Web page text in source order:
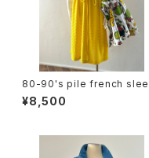
80-90's pile french
e dress
¥8,500